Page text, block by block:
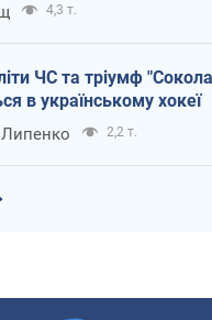
4,3 т.
ЧС та тріумф
в українському хокеї
2,2 т.